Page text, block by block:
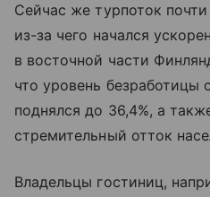
Сейчас же турпоток
из-за чего начался
в восточной части
что уровень
поднялся до 36,4%, а
стремительный отток
Владельцы гостиниц,